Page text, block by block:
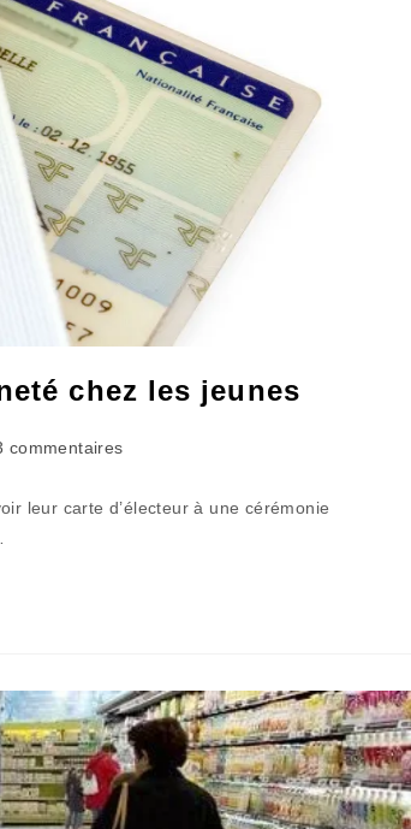
chez les jeunes
commentaires
leur carte d’électeur à une cérémonie